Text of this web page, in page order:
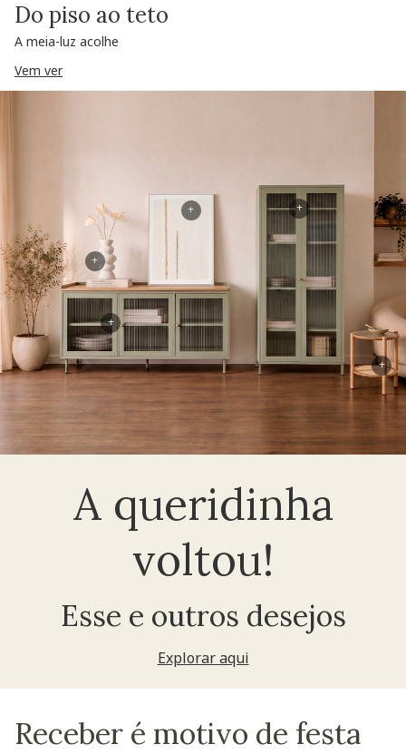
Do piso ao teto
A meia-luz acolhe
Vem ver
A queridinha
voltou!
Esse e outros desejos
Explorar aqui
+
+
+
+
+
Receber é motivo de festa